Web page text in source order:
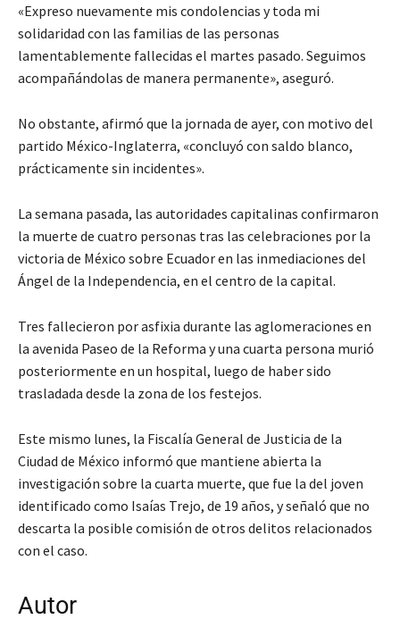
«Expreso nuevamente mis condolencias y toda mi
solidaridad con las familias de las personas
lamentablemente fallecidas el martes pasado. Seguimos
acompañándolas de manera permanente», aseguró.
No obstante, afirmó que la jornada de ayer, con motivo del
partido México-Inglaterra, «concluyó con saldo blanco,
prácticamente sin incidentes».
La semana pasada, las autoridades capitalinas confirmaron
la muerte de cuatro personas tras las celebraciones por la
victoria de México sobre Ecuador en las inmediaciones del
Ángel de la Independencia, en el centro de la capital.
Tres fallecieron por asfixia durante las aglomeraciones en
la avenida Paseo de la Reforma y una cuarta persona murió
posteriormente en un hospital, luego de haber sido
trasladada desde la zona de los festejos.
Este mismo lunes, la Fiscalía General de Justicia de la
Ciudad de México informó que mantiene abierta la
investigación sobre la cuarta muerte, que fue la del joven
identificado como Isaías Trejo, de 19 años, y señaló que no
descarta la posible comisión de otros delitos relacionados
con el caso.
Autor